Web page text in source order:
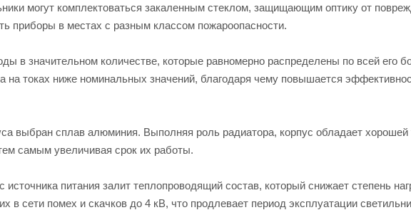
могут комплектоваться закаленным стеклом, защищающим оптику от
приборы в местах с разным классом пожароопасности.
в значительном количестве, которые равномерно распределены по всей его
на токах ниже номинальных значений, благодаря чему повышается
выбран сплав алюминия. Выполняя роль радиатора, корпус обладает
самым увеличивая срок их работы.
источника питания залит теплопроводящий состав, который снижает степень
в сети помех и скачков до 4 кВ, что продлевает период эксплуатации